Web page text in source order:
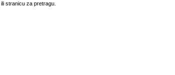
ili stranicu za pretragu.